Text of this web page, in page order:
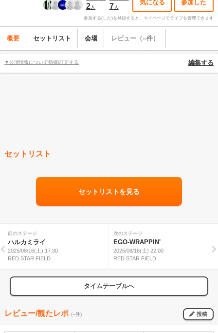
2人 7 人
気になる 参加した
参加する(した)を登録すると、マイページでライブを管理できます
概要 セットリスト 会場 レビュー（--件）
▼公演情報について指摘/訂正する 編集する
セットリスト
セットリストを見る
前のステージ
ハルカミライ
2025/08/16(土) 17:30
RED STAR FIELD
次のステージ
EGO-WRAPPIN'
2025/08/16(土) 22:00
RED STAR FIELD
タイムテーブルへ
レビュー/観たレポ (--件) 投稿